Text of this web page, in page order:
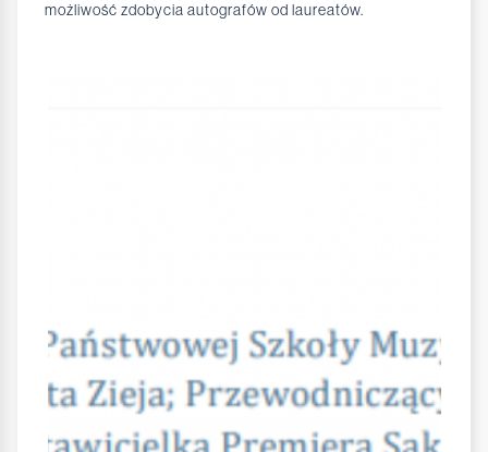
możliwość zdobycia autografów od laureatów.